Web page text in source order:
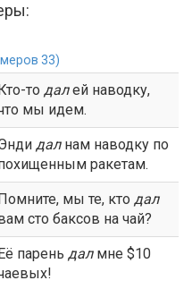
33)
то далей наводку,
мы идем.
далнам наводку по
ракетам.
мы те, кто дал
сто баксов на чай?
парень далмне $10